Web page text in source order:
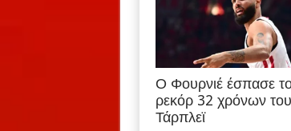
Ο Φουρνιέ έσπασε
ρεκόρ 32 χρόνων του
Τάρπλεϊ